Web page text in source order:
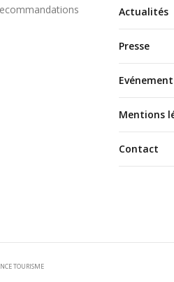
Actualités
Presse
Mentions
Contact
TOURISME